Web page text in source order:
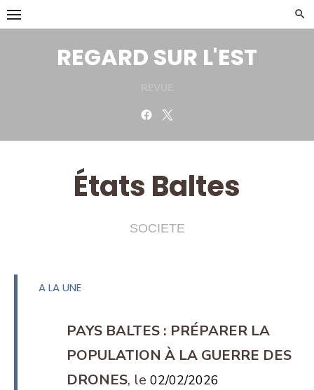
Skip
to
REGARD SUR L'EST
Facebook
États Baltes
SOCIETE
A LA UNE
PAYS BALTES : PRÉPARER LA
POPULATION À LA GUERRE DES
DRONES
02/02/2026